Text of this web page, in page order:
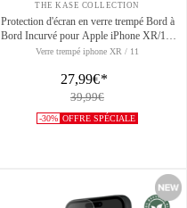
THE KASE COLLECTION
Protection d'écran en verre trempé Bord à
Bord Incurvé pour Apple iPhone XR/11,
Black
Verre trempé iphone XR / 11
27,99€*
39,99€
-30% OFFRE SPÉCIALE